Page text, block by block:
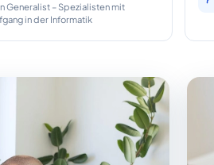
Generalist – Spezialisten mit
in der Informatik